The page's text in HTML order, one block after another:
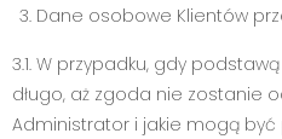
Dane osobowe Klientów
3.1. W przypadku, gdy
długo, aż zgoda nie zostanie
Administrator i jakie mogą